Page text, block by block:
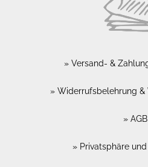
Versand- &
Widerrufsbelehrung
AGB
Privatsphäre